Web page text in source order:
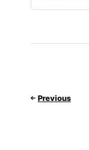
Previous